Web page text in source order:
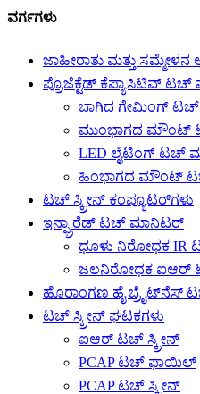
ವರ್ಗಗಳು
ಜಾಹೀರಾತು ಮತ್ತು
ಪ್ರೊಜೆಕ್ಟೆಡ್ ಕೆಪ್ಯಾಸಿಟಿವ್
ಬಾಗಿದ ಗೇಮಿಂಗ್
ಮುಂಭಾಗದ ಮೌಂಟ್
LED ಲೈಟಿಂಗ್ ಟಚ್
ಹಿಂಭಾಗದ ಮೌಂಟ್
ಟಚ್ ಸ್ಕ್ರೀನ್ ಕಂಪ್ಯೂಟರ್‌ಗಳು
ಇನ್ಫ್ರಾರೆಡ್ ಟಚ್ ಮಾನಿಟರ್
ಧೂಳು ನಿರೋಧಕ
ಜಲನಿರೋಧಕ ಐಆರ್
ಹೊರಾಂಗಣ ಹೈ ಬ್ರೈಟ್‌ನೆಸ್
ಟಚ್ ಸ್ಕ್ರೀನ್ ಘಟಕಗಳು
ಐಆರ್ ಟಚ್ ಸ್ಕ್ರೀನ್
PCAP ಟಚ್ ಫಾಯಿಲ್
PCAP ಟಚ್ ಸ್ಕ್ರೀನ್